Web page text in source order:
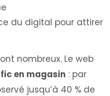
du digital pour attirer
nombreux. Le web
en magasin : par
jusqu’à 40 % de